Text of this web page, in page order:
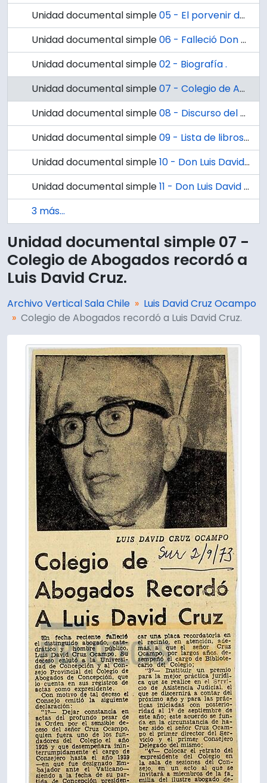
Unidad documental simple05 - El porvenir de la democracia / por el Embajador de Chile ante la Santa Sede, Excmo. señor Luis David Cruz Ocampo.
Unidad documental simple06 - Falleció Don Luis David Cruz Ocampo.
Unidad documental simple02 - Biografía .
Unidad documental simple07 - Colegio de Abogados recordó a Luis David Cruz.
Unidad documental simple08 - Discurso del señor Luis D. Cruz Ocampo en los funerales del señor Esteban S. Iturra (Lunes 31 de enero de 1938) / Luis D. Cruz Ocampo
Unidad documental simple09 - Lista de libros de la colección de Don Luis David Cruz Ocampo.
Unidad documental simple10 - Don Luis David Cruz Ocampo (23/8/73) / René Louvel Bert. "La vida bien empleada es larga". Leonardo da Vinci
Unidad documental simple11 - Don Luis David Cruz Ocampo / René Louvel Bert. "La vida bien empleada es larga" . Leonardo da Vinci
3 más...
Unidad documental simple 07 -
Colegio de Abogados recordó a
Luis David Cruz.
Archivo Vertical Sala Chile
Luis David Cruz Ocampo
Colegio de Abogados recordó a Luis David Cruz.